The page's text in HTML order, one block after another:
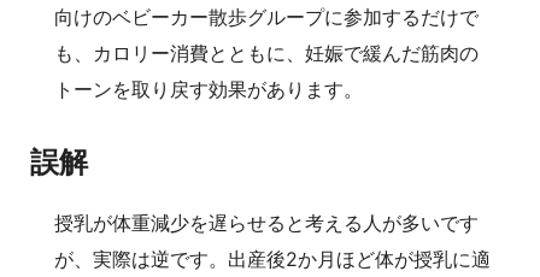
向けのベビーカー散歩グループに参加するだけで
も、カロリー消費とともに、妊娠で緩んだ筋肉の
トーンを取り戻す効果があります。
誤解
授乳が体重減少を遅らせると考える人が多いです
が、実際は逆です。出産後2か月ほど体が授乳に適